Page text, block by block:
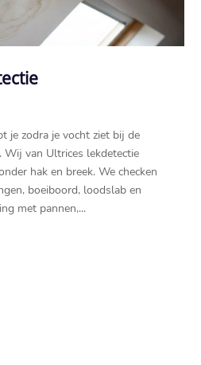
je zodra je vocht ziet bij de
Wij van Ultrices lekdetectie
hak en breek.​ We checken
boeiboord, loodslab en
met pannen,...